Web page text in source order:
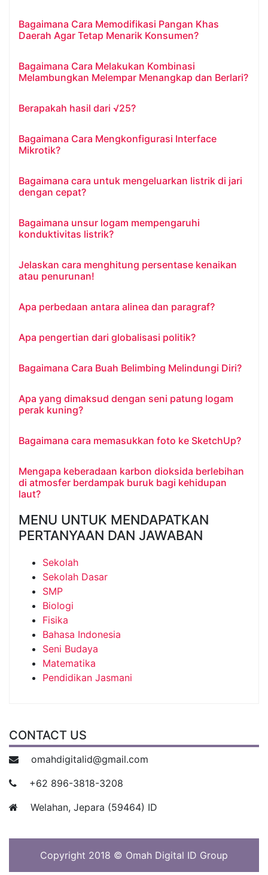
Bagaimana Cara Memodifikasi Pangan Khas
Daerah Agar Tetap Menarik Konsumen?
Bagaimana Cara Melakukan Kombinasi
Melambungkan Melempar Menangkap dan Berlari?
Berapakah hasil dari √25?
Bagaimana Cara Mengkonfigurasi Interface
Mikrotik?
Bagaimana cara untuk mengeluarkan listrik di jari
dengan cepat?
Bagaimana unsur logam mempengaruhi
konduktivitas listrik?
Jelaskan cara menghitung persentase kenaikan
atau penurunan!
Apa perbedaan antara alinea dan paragraf?
Apa pengertian dari globalisasi politik?
Bagaimana Cara Buah Belimbing Melindungi Diri?
Apa yang dimaksud dengan seni patung logam
perak kuning?
Bagaimana cara memasukkan foto ke SketchUp?
Mengapa keberadaan karbon dioksida berlebihan
di atmosfer berdampak buruk bagi kehidupan
laut?
MENU UNTUK MENDAPATKAN
PERTANYAAN DAN JAWABAN
Sekolah
Sekolah Dasar
SMP
Biologi
Fisika
Bahasa Indonesia
Seni Budaya
Matematika
Pendidikan Jasmani
CONTACT US
omahdigitalid@gmail.com
+62 896-3818-3208
Welahan, Jepara (59464) ID
Copyright 2018 © Omah Digital ID Group